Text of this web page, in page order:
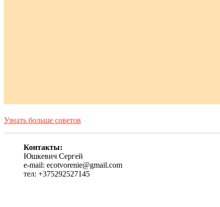
Узнать больше советов
Контакты:
Юшкевич Сергей
e-mail: ecotvorenie@gmail.com
тел: +375292527145